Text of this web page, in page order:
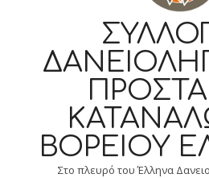
ΒΟΡΕΊΟΥ
Στο πλευρό του Έλληνα